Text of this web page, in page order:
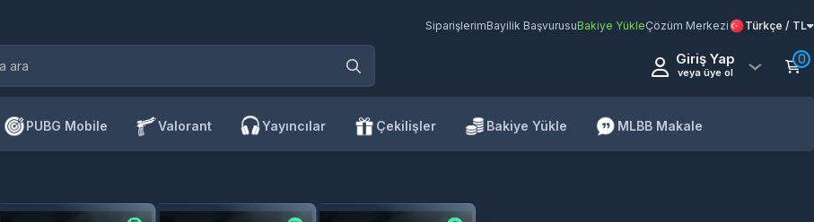
SiparişlerimBayilik BaşvurusuBakiye YükleÇözüm Merkezi Türkçe / TL
Giriş Yap
veya üye ol
0
PUBG Mobile Valorant Yayıncılar Çekilişler Bakiye Yükle MLBB Makale